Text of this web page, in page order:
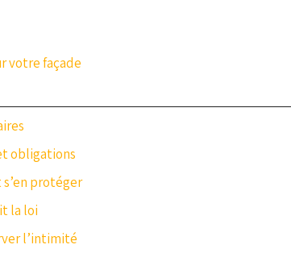
votre façade
obligations
protéger
la loi
l’intimité